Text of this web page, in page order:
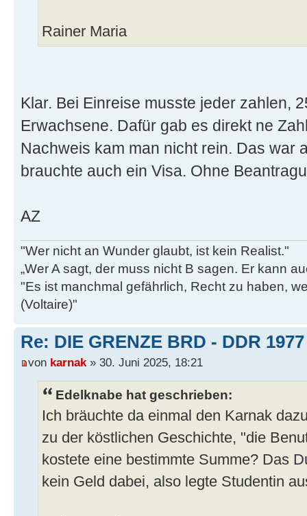
Rainer Maria
Klar. Bei Einreise musste jeder zahlen,
Erwachsene. Dafür gab es direkt ne
Nachweis kam man nicht rein. Das war
brauchte auch ein Visa. Ohne
AZ
"Wer nicht an Wunder glaubt, ist kein Realist."
„Wer A sagt, der muss nicht B sagen. Er kann
"Es ist manchmal gefährlich, Recht zu haben,
(Voltaire)"
Re: DIE GRENZE BRD - DDR
von karnak » 30. Juni 2025, 18:21
Edelknabe hat geschrieben:
Ich bräuchte da einmal den Karnak
zu der köstlichen Geschichte, "die
kostete eine bestimmte Summe? Das
kein Geld dabei, also legte Studentin